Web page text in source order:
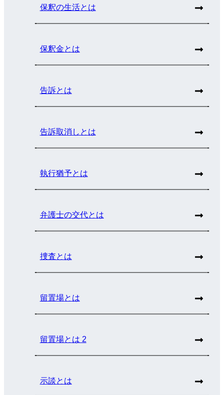
保釈の生活とは
保釈金とは
告訴とは
告訴取消しとは
執行猶予とは
弁護士の交代とは
捜査とは
留置場とは
留置場とは 2
示談とは